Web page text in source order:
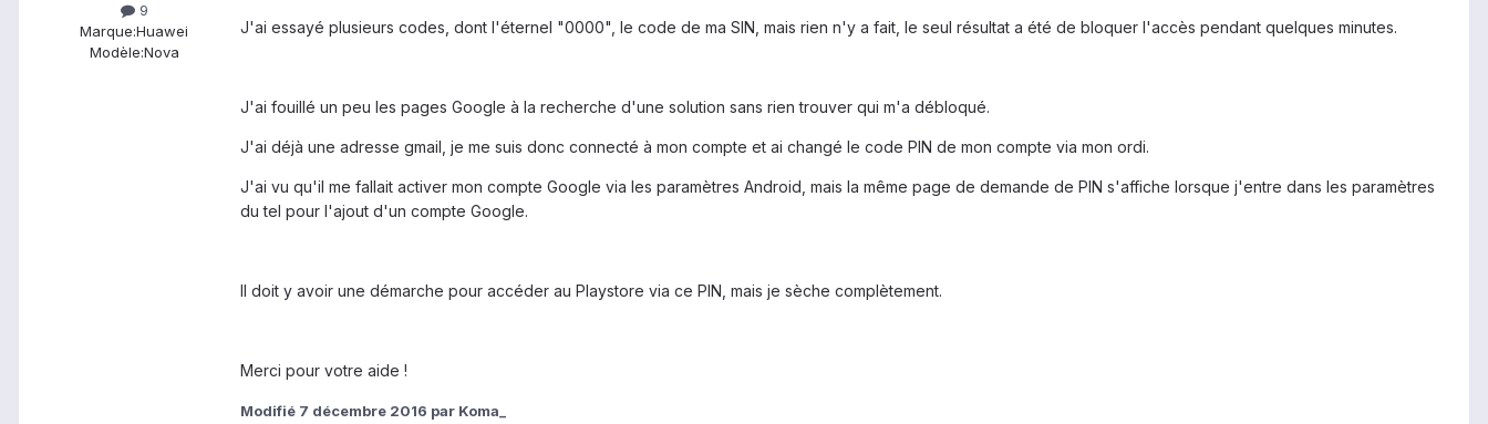
9
Marque:Huawei
Modèle:Nova
J'ai essayé plusieurs codes, dont l'éternel "0000", le code de ma SIN, mais rien n'y a fait, le seul résultat a été de bloquer l'accès pendant quelques minutes.
J'ai fouillé un peu les pages Google à la recherche d'une solution sans rien trouver qui m'a débloqué.
J'ai déjà une adresse gmail, je me suis donc connecté à mon compte et ai changé le code PIN de mon compte via mon ordi.
J'ai vu qu'il me fallait activer mon compte Google via les paramètres Android, mais la même page de demande de PIN s'affiche lorsque j'entre dans les paramètres
du tel pour l'ajout d'un compte Google.
Il doit y avoir une démarche pour accéder au Playstore via ce PIN, mais je sèche complètement.
Merci pour votre aide !
Modifié 7 décembre 2016 par Koma_